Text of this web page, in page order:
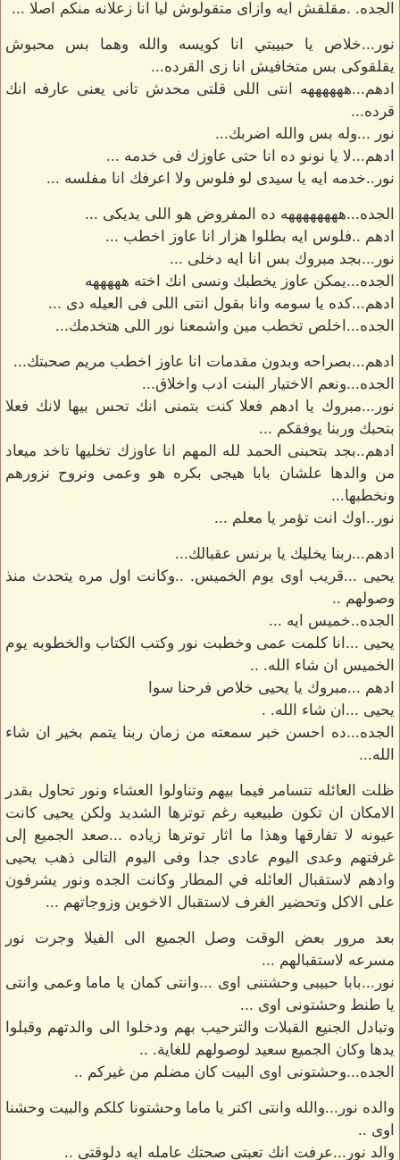
الجده. .مقلقش ايه وازاى متقولوش ليا انا زعلانه منكم اصلا ...
نور...خلاص يا حبيبتي انا كويسه والله وهما بس محبوش
يقلقوكى بس متخافيش انا زى القرده...
ادهم...ههههههه انتى اللى قلتى محدش تانى يعنى عارفه انك
قرده...
نور ...وله بس والله اضربك...
ادهم...لا يا نونو ده انا حتى عاوزك فى خدمه ...
نور..خدمه ايه يا سيدى لو فلوس ولا اعرفك انا مفلسه ...
الجده...ههههههههه ده المفروض هو اللى يديكى ...
ادهم ..فلوس ايه بطلوا هزار انا عاوز اخطب ...
نور...بجد مبروك بس انا ايه دخلى ...
الجده...يمكن عاوز يخطبك ونسى انك اخته هههههه
ادهم...كده يا سومه وانا بقول انتى اللى فى العيله دى ...
الجده...اخلص تخطب مين واشمعنا نور اللى هتخدمك...
ادهم...بصراحه وبدون مقدمات انا عاوز اخطب مريم صحبتك...
الجده...ونعم الاختيار البنت ادب واخلاق...
نور...مبروك يا ادهم فعلا كنت بتمنى انك تحس بيها لانك فعلا
بتحبك وربنا يوفقكم ...
ادهم..بجد بتحبنى الحمد لله المهم انا عاوزك تخليها تاخد ميعاد
من والدها علشان بابا هيجى بكره هو وعمى ونروح نزورهم
ونخطبها...
نور..اوك انت تؤمر يا معلم ...
ادهم...ربنا يخليك يا برنس عقبالك...
يحيى ...قريب اوى يوم الخميس. ..وكانت اول مره يتحدث منذ
وصولهم ..
الجده..خميس ايه ...
يحيى ...انا كلمت عمى وخطبت نور وكتب الكتاب والخطوبه يوم
الخميس ان شاء الله. ..
ادهم ...مبروك يا يحيى خلاص فرحنا سوا
يحيى ...ان شاء الله. .
الجده...ده احسن خبر سمعته من زمان ربنا يتمم بخير ان شاء
الله...
ظلت العائله تتسامر فيما بيهم وتناولوا العشاء ونور تحاول بقدر
الامكان ان تكون طبيعيه رغم توترها الشديد ولكن يحيى كانت
عيونه لا تفارقها وهذا ما اثار توترها زياده ...صعد الجميع إلى
غرفتهم وعدى اليوم عادى جدا وفى اليوم التالى ذهب يحيى
وادهم لاستقبال العائله في المطار وكانت الجده ونور يشرفون
على الاكل وتحضير الغرف لاستقبال الاخوين وزوجاتهم ...
بعد مرور بعض الوقت وصل الجميع الى الفيلا وجرت نور
مسرعه لاستقبالهم ...
نور...بابا حبيبى وحشتنى اوى ...وانتى كمان يا ماما وعمى وانتى
يا طنط وحشتونى اوى ...
وتبادل الجنيع القبلات والترحيب بهم ودخلوا الى والدتهم وقبلوا
يدها وكان الجميع سعيد لوصولهم للغاية. ..
الجده...وحشتونى اوى البيت كان مضلم من غيركم ..
والده نور...والله وانتى اكتر يا ماما وحشتونا كلكم والبيت وحشنا
اوى ..
والد نور...عرفت انك تعبتى صحتك عامله ايه دلوقتى ..